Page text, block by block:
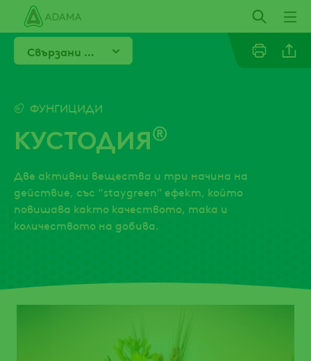
Премини
основното
съдържание
Свързани продукти
ФУНГИЦИДИ
КУСТОДИЯ®
Две активни вещества и три начина на
действие, със “staygreen” ефект, който
повишава както качеството, така и
количеството на добива.